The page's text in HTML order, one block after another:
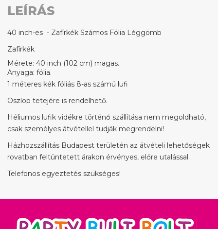
LEÍRÁS
40 inch-es - Zafírkék Számos Fólia Léggömb
Zafírkék
Mérete: 40 inch (102 cm) magas.
Anyaga: fólia.
1 méteres kék fóliás 8-as számú lufi
Oszlop tetejére is rendelhető.
Héliumos lufik vidékre történő szállítása nem megoldható,
csak személyes átvétellel tudják megrendelni!
Házhozszállítás Budapest területén az átvételi lehetőségek
rovatban feltüntetett árakon érvényes, előre utalással.
Telefonos egyeztetés szükséges!